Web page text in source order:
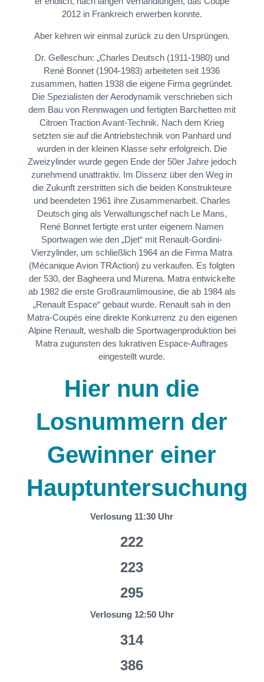
2012 in Frankreich erwerben konnte.
Aber kehren wir einmal zurück zu den Ursprüngen.
Dr. Gelleschun: „Charles Deutsch (1911-1980) und
René Bonnet (1904-1983) arbeiteten seit 1936
zusammen, hatten 1938 die eigene Firma gegründet.
Die Spezialisten der Aerodynamik verschrieben sich
dem Bau von Rennwagen und fertigten Barchetten mit
Citroen Traction Avant-Technik. Nach dem Krieg
setzten sie auf die Antriebstechnik von Panhard und
wurden in der kleinen Klasse sehr erfolgreich. Die
Zweizylinder wurde gegen Ende der 50er Jahre jedoch
zunehmend unattraktiv. Im Dissenz über den Weg in
die Zukunft zerstritten sich die beiden Konstrukteure
und beendeten 1961 ihre Zusammenarbeit. Charles
Deutsch ging als Verwaltungschef nach Le Mans,
René Bonnet fertigte erst unter eigenem Namen
Sportwagen wie den „Djet“ mit Renault-Gordini-
Vierzylinder, um schließlich 1964 an die Firma Matra
(Mécanique Avion TRAction) zu verkaufen. Es folgten
der 530, der Bagheera und Murena. Matra entwickelte
ab 1982 die erste Großraumlimousine, die ab 1984 als
„Renault Espace“ gebaut wurde. Renault sah in den
Matra-Coupés eine direkte Konkurrenz zu den eigenen
Alpine Renault, weshalb die Sportwagenproduktion bei
Matra zugunsten des lukrativen Espace-Auftrages
eingestellt wurde.
Hier nun die
Losnummern der
Gewinner einer
Hauptuntersuchung
Verlosung 11:30 Uhr
222
223
295
Verlosung 12:50 Uhr
314
386